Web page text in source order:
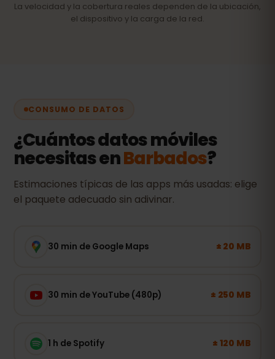
La velocidad y la cobertura reales dependen de la ubicación,
el dispositivo y la carga de la red.
CONSUMO DE DATOS
¿Cuántos datos móviles
necesitas enBarbados?
Estimaciones típicas de las apps más usadas: elige
el paquete adecuado sin adivinar.
30 min de Google Maps ± 20 MB
30 min de YouTube (480p) ± 250 MB
1 h de Spotify ± 120 MB